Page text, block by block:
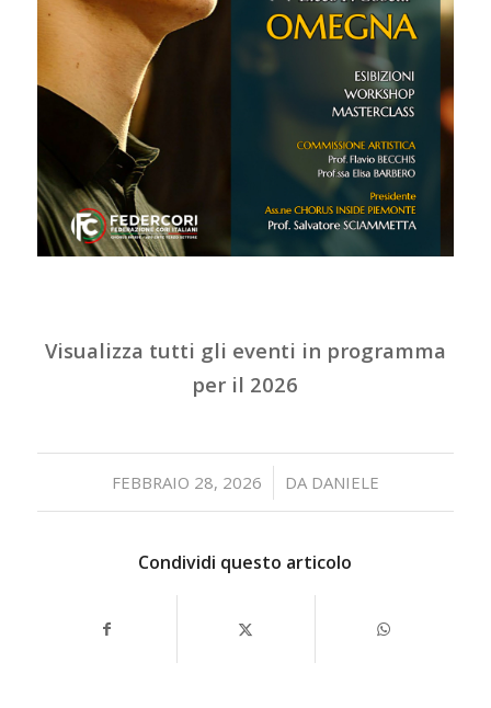
Visualizza tutti gli eventi in programma
per il 2026
FEBBRAIO 28, 2026
/ DA DANIELE
Condividi questo articolo